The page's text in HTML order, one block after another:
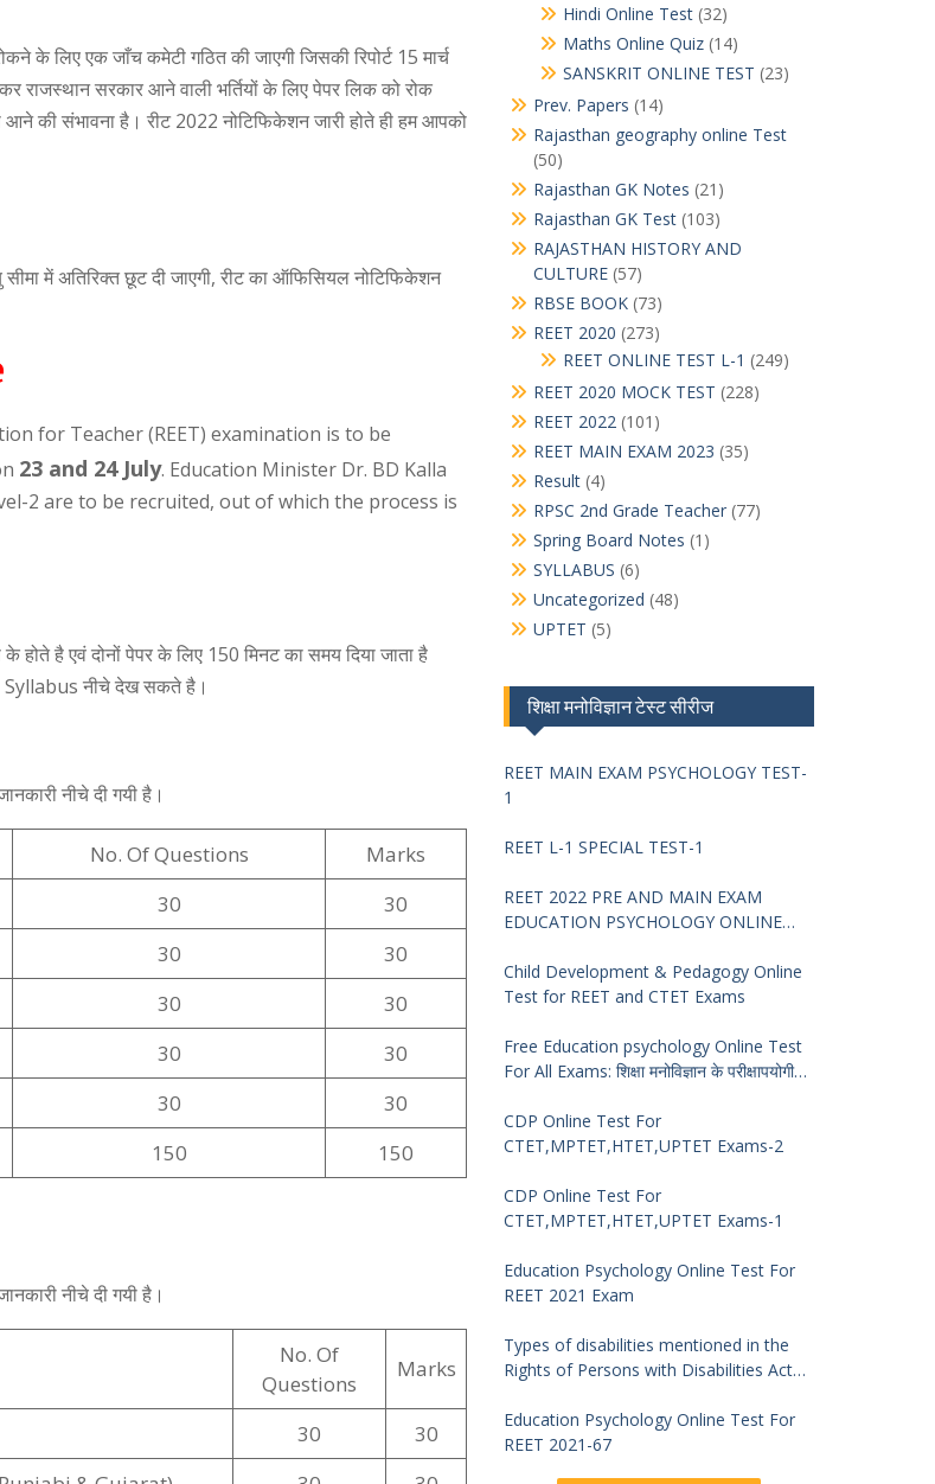
लिए एक जाँच कमेटी गठित की जाएगी जिसकी रिपोर्ट 15 मार्च
सरकार आने वाली भर्तियों के लिए पेपर लिक को रोक
की संभावना है। रीट 2022 नोटिफिकेशन जारी होते ही हम आपको
सीमा में अतिरिक्त छूट दी जाएगी, रीट का ऑफिसियल नोटिफिकेशन
for Teacher (REET) examination is to be
23 and 24 July. Education Minister Dr. BD Kalla
2 are to be recruited, out of which the process is
के होते है एवं दोनों पेपर के लिए 150 मिनट का समय दिया जाता है
Syllabus नीचे देख सकते है।
नीचे दी गयी है।
No. Of Questions
Marks
30
30
30
30
30
30
30
30
30
30
150 150
नीचे दी गयी है।
No. Of
Questions
Marks
30
30
Hindi Online Test(32)
Maths Online Quiz(14)
SANSKRIT ONLINE TEST (23)
Prev. Papers (14)
Rajasthan geography online Test
(50)
Rajasthan GK Notes (21)
Rajasthan GK Test(103)
RAJASTHAN HISTORY AND
CULTURE(57)
RBSE BOOK(73)
REET 2020 (273)
REET ONLINE TEST L-1 (249)
REET 2020 MOCK TEST (228)
REET 2022(101)
REET MAIN EXAM 2023 (35)
Result(4)
RPSC 2nd Grade Teacher(77)
Spring Board Notes (1)
SYLLABUS (6)
Uncategorized (48)
UPTET (5)
शिक्षा मनोविज्ञान टेस्ट सीरीज
REET MAIN EXAM PSYCHOLOGY TEST-
1
REET L-1 SPECIAL TEST-1
REET 2022 PRE AND MAIN EXAM
EDUCATION PSYCHOLOGY ONLINE
Child Development & Pedagogy Online
Test for REET and CTET Exams
Free Education psychology Online Test
For All Exams: शिक्षा मनोविज्ञान के परीक्षापयोगी
CDP Online Test For
CTET,MPTET,HTET,UPTET Exams-2
CDP Online Test For
CTET,MPTET,HTET,UPTET Exams-1
Education Psychology Online Test For
REET 2021 Exam
Types of disabilities mentioned in the
Rights of Persons with Disabilities Act
Education Psychology Online Test For
REET 2021-67